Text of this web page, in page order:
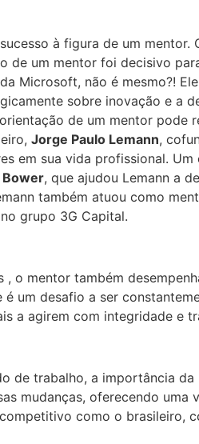
à figura de um mentor.
de um mentor foi decisivo
Microsoft, não é mesmo?!
sobre inovação e a
de um mentor pode
Jorge Paulo Lemann,
em sua vida profissional.
Bower, que ajudou Lemann a
também atuou como
grupo 3G Capital.
o mentor também
um desafio a ser
a agirem com integridade e
de trabalho, a importância
mudanças, oferecendo
como o brasileiro,